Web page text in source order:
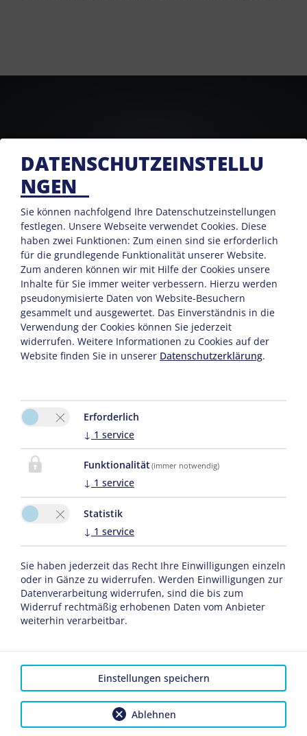
KONTAKT
Sarah Osl
Schwende 24
Tel. :0043 664 4538196
E-Mail:
elisabeth.damuels@aon.at
Bitte aktivieren Sie in den Cookie Einstellungen die Option
"Funktionalität" für die korrekte Map-Darstellung
Cookie Einstellungen
DATENSCHUTZEINSTELLU
NGEN
Sie können nachfolgend Ihre Datenschutzeinstellungen
festlegen. Unsere Webseite verwendet Cookies. Diese
haben zwei Funktionen: Zum einen sind sie erforderlich
für die grundlegende Funktionalität unserer Website.
Zum anderen können wir mit Hilfe der Cookies unsere
Inhalte für Sie immer weiter verbessern. Hierzu werden
pseudonymisierte Daten von Website-Besuchern
gesammelt und ausgewertet. Das Einverständnis in die
Verwendung der Cookies können Sie jederzeit
widerrufen. Weitere Informationen zu Cookies auf der
Website finden Sie in unserer Datenschutzerklärung.
Erforderlich
↓ 1 service
Funktionalität(immer notwendig)
↓ 1 service
Statistik
↓ 1 service
Sie haben jederzeit das Recht Ihre Einwilligungen einzeln
oder in Gänze zu widerrufen. Werden Einwilligungen zur
Datenverarbeitung widerrufen, sind die bis zum
Widerruf rechtmäßig erhobenen Daten vom Anbieter
weiterhin verarbeitbar.
Ablehnen
Einstellungen speichern